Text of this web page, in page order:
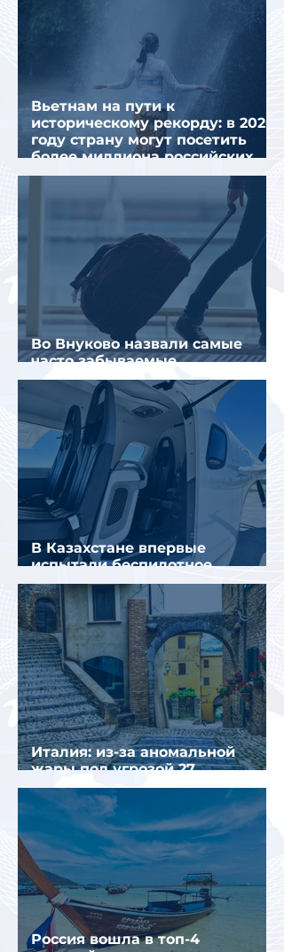
Вьетнам на пути к
историческому рекорду: в 2026
году страну могут посетить
более миллиона российских
туристов
Во Внуково назвали самые
часто забываемые
пассажирами вещи
В Казахстане впервые
испытали беспилотное
аэротакси с пассажирами
Италия: из-за аномальной
жары под угрозой 27
крупнейших городов
Россия вошла в топ-4